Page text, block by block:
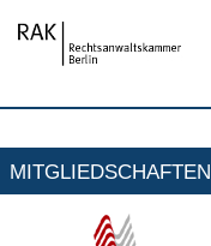
MITGLIEDSCHAFTEN